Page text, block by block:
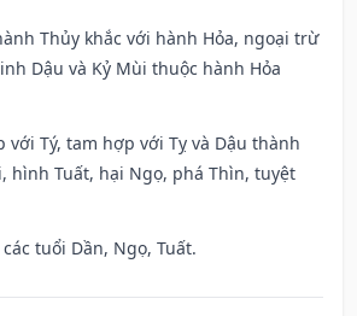
Thủy khắc với hành Hỏa, ngoại trừ
Dậu và Kỷ Mùi thuộc hành Hỏa
với Tý, tam hợp với Tỵ và Dậu thành
hình Tuất, hại Ngọ, phá Thìn, tuyệt
tuổi Dần, Ngọ, Tuất.